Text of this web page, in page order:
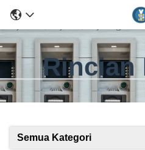
Rincian
Semua Kategori